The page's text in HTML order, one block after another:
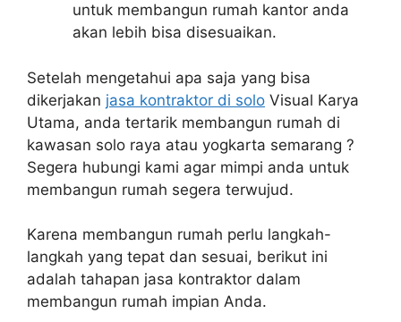
untuk membangun rumah kantor anda
akan lebih bisa disesuaikan.
Setelah mengetahui apa saja yang bisa
dikerjakan jasa kontraktor di solo Visual Karya
Utama, anda tertarik membangun rumah di
kawasan solo raya atau yogkarta semarang ?
Segera hubungi kami agar mimpi anda untuk
membangun rumah segera terwujud.
Karena membangun rumah perlu langkah-
langkah yang tepat dan sesuai, berikut ini
adalah tahapan jasa kontraktor dalam
membangun rumah impian Anda.